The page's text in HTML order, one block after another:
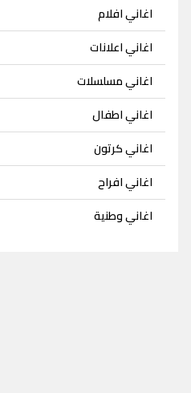
اغاني افلام
اغاني اعلانات
اغاني مسلسلات
اغاني اطفال
اغاني كرتون
اغاني افراح
اغاني وطنية